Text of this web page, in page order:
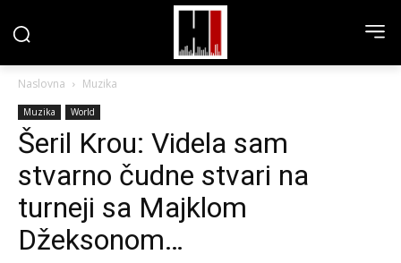
Naslovna Muzika
Muzika World
Šeril Krou: Videla sam
stvarno čudne stvari na
turneji sa Majklom
Džeksonom…